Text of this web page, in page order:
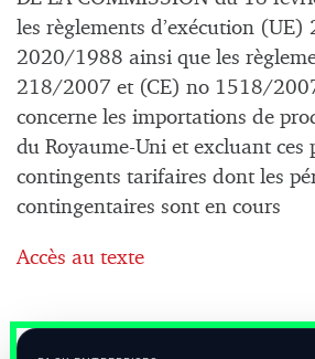
les règlements d’exécution
2020/1988 ainsi que les
218/2007 et (CE) no 1518/
concerne les importations de
du Royaume-Uni et excluant ces
contingents tarifaires dont les
contingentaires sont en cours
Accès au texte